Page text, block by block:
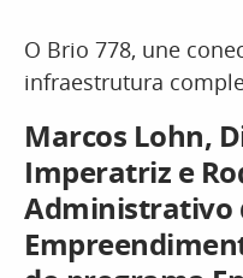
O Brio 778, une
infraestrutura
Marcos Lohn,
Imperatriz e
Administrativo